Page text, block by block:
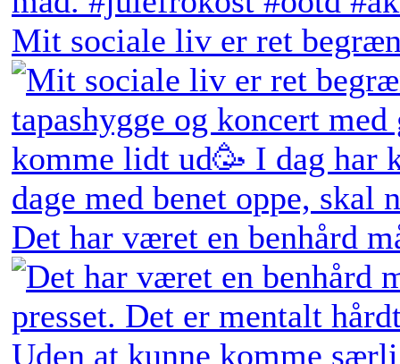
Mit sociale liv er ret
Det har været en benhård